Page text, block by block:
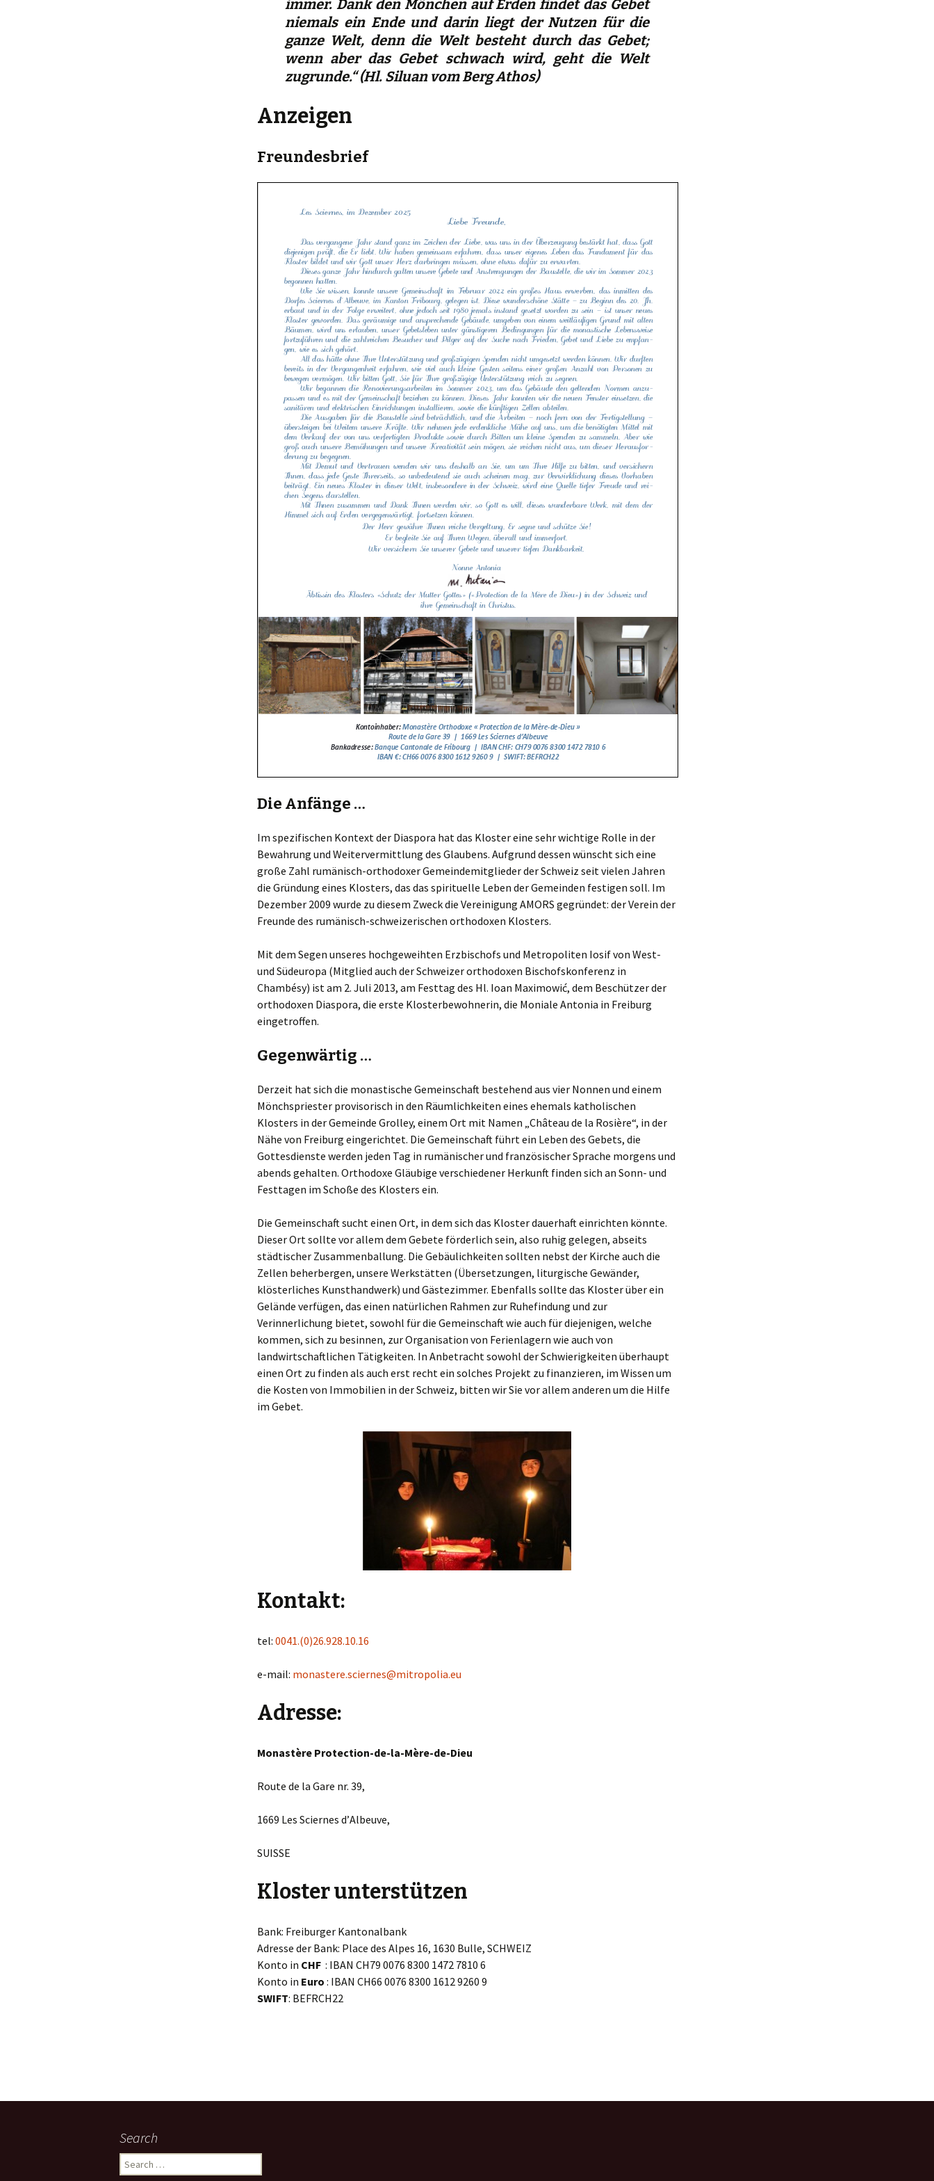
immer. Dank den Mönchen auf Erden findet das Gebet
niemals ein Ende und darin liegt der Nutzen für die
ganze Welt, denn die Welt besteht durch das Gebet;
wenn aber das Gebet schwach wird, geht die Welt
zugrunde.“ (Hl. Siluan vom Berg Athos)
Anzeigen
Freundesbrief
Die Anfänge …
Im spezifischen Kontext der Diaspora hat das Kloster eine sehr wichtige Rolle in der
Bewahrung und Weitervermittlung des Glaubens. Aufgrund dessen wünscht sich eine
große Zahl rumänisch-orthodoxer Gemeindemitglieder der Schweiz seit vielen Jahren
die Gründung eines Klosters, das das spirituelle Leben der Gemeinden festigen soll. Im
Dezember 2009 wurde zu diesem Zweck die Vereinigung AMORS gegründet: der Verein der
Freunde des rumänisch-schweizerischen orthodoxen Klosters.
Mit dem Segen unseres hochgeweihten Erzbischofs und Metropoliten Iosif von West-
und Südeuropa (Mitglied auch der Schweizer orthodoxen Bischofskonferenz in
Chambésy) ist am 2. Juli 2013, am Festtag des Hl. Ioan Maximowić, dem Beschützer der
orthodoxen Diaspora, die erste Klosterbewohnerin, die Moniale Antonia in Freiburg
eingetroffen.
Gegenwärtig …
Derzeit hat sich die monastische Gemeinschaft bestehend aus vier Nonnen und einem
Mönchspriester provisorisch in den Räumlichkeiten eines ehemals katholischen
Klosters in der Gemeinde Grolley, einem Ort mit Namen „Château de la Rosière“, in der
Nähe von Freiburg eingerichtet. Die Gemeinschaft führt ein Leben des Gebets, die
Gottesdienste werden jeden Tag in rumänischer und französischer Sprache morgens und
abends gehalten. Orthodoxe Gläubige verschiedener Herkunft finden sich an Sonn- und
Festtagen im Schoße des Klosters ein.
Die Gemeinschaft sucht einen Ort, in dem sich das Kloster dauerhaft einrichten könnte.
Dieser Ort sollte vor allem dem Gebete förderlich sein, also ruhig gelegen, abseits
städtischer Zusammenballung. Die Gebäulichkeiten sollten nebst der Kirche auch die
Zellen beherbergen, unsere Werkstätten (Übersetzungen, liturgische Gewänder,
klösterliches Kunsthandwerk) und Gästezimmer. Ebenfalls sollte das Kloster über ein
Gelände verfügen, das einen natürlichen Rahmen zur Ruhefindung und zur
Verinnerlichung bietet, sowohl für die Gemeinschaft wie auch für diejenigen, welche
kommen, sich zu besinnen, zur Organisation von Ferienlagern wie auch von
landwirtschaftlichen Tätigkeiten. In Anbetracht sowohl der Schwierigkeiten überhaupt
einen Ort zu finden als auch erst recht ein solches Projekt zu finanzieren, im Wissen um
die Kosten von Immobilien in der Schweiz, bitten wir Sie vor allem anderen um die Hilfe
im Gebet.
Kontakt:
tel: 0041.(0)26.928.10.16
e-mail: monastere.sciernes@mitropolia.eu
Adresse:
Monastère Protection-de-la-Mère-de-Dieu
Route de la Gare nr. 39,
1669 Les Sciernes d’Albeuve,
SUISSE
Kloster unterstützen
Bank: Freiburger Kantonalbank
Adresse der Bank: Place des Alpes 16, 1630 Bulle, SCHWEIZ
Konto in CHF : IBAN CH79 0076 8300 1472 7810 6
Konto in Euro : IBAN CH66 0076 8300 1612 9260 9
SWIFT: BEFRCH22
Search
Search
for: